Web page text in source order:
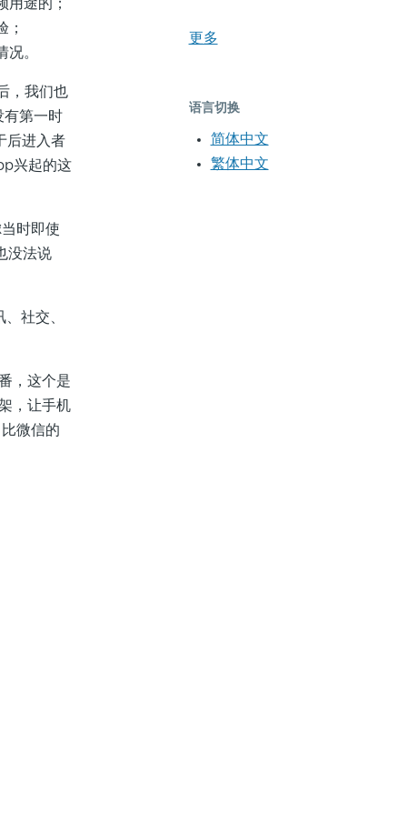
途的；
；
。
，我们也
有第一时
后进入者
兴起的这
时即使
没法说
社交、
，这个是
，让手机
微信的
更多
语言切换
简体中文
繁体中文